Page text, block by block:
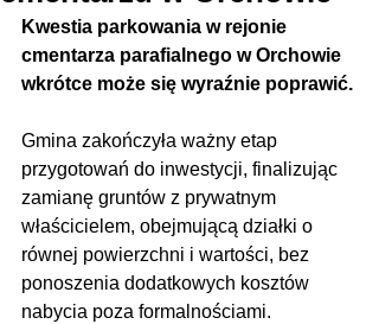
Kwestia parkowania w rejonie
cmentarza parafialnego w Orchowie
wkrótce może się wyraźnie poprawić.
Gmina zakończyła ważny etap
przygotowań do inwestycji, finalizując
zamianę gruntów z prywatnym
właścicielem, obejmującą działki o
równej powierzchni i wartości, bez
ponoszenia dodatkowych kosztów
nabycia poza formalnościami.